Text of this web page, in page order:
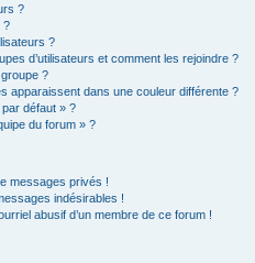
?
?
?
d’utilisateurs et comment les rejoindre ?
?
apparaissent dans une couleur différente ?
par défaut » ?
du forum » ?
messages privés !
indésirables !
abusif d’un membre de ce forum !